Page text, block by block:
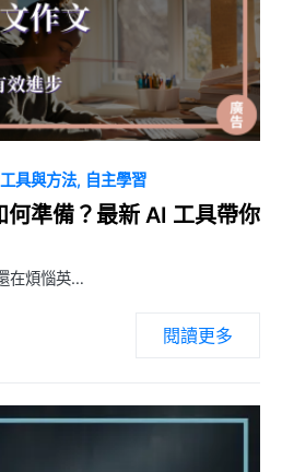
2
具與方法 自主學習
何準備？最新 AI 工具帶你
在煩惱英…
閱讀更多